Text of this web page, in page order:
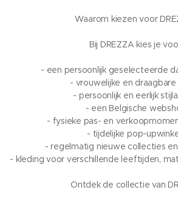
Waarom kiezen voor
Bij DREZZA kies je
- een persoonlijk geselecteerde
- vrouwelijke en
- persoonlijk en eerlijk
- een Belgische
- fysieke pas- en
- tijdelijke pop-
- regelmatig nieuwe collecties
- kleding voor verschillende leeftijden,
Ontdek de collectie van